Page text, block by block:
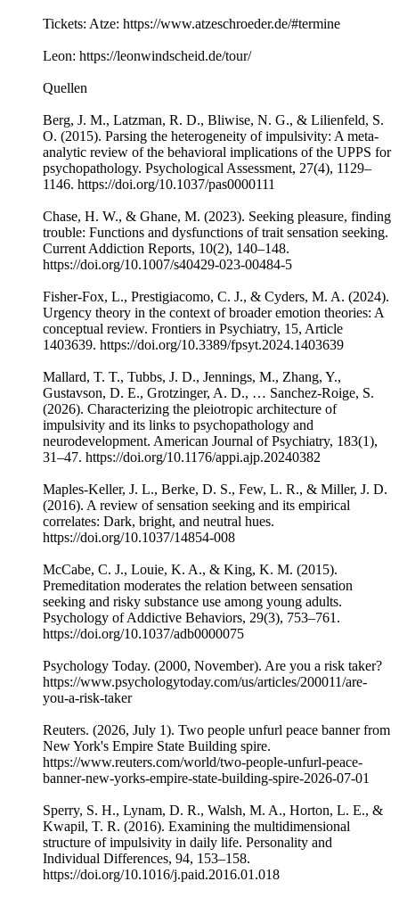
Tickets: Atze: https://www.atzeschroeder.de/#termine
Leon: https://leonwindscheid.de/tour/
Quellen
Berg, J. M., Latzman, R. D., Bliwise, N. G., & Lilienfeld, S.
O. (2015). Parsing the heterogeneity of impulsivity: A meta-
analytic review of the behavioral implications of the UPPS for
psychopathology. Psychological Assessment, 27(4), 1129–
1146. https://doi.org/10.1037/pas0000111
Chase, H. W., & Ghane, M. (2023). Seeking pleasure, finding
trouble: Functions and dysfunctions of trait sensation seeking.
Current Addiction Reports, 10(2), 140–148.
https://doi.org/10.1007/s40429-023-00484-5
Fisher-Fox, L., Prestigiacomo, C. J., & Cyders, M. A. (2024).
Urgency theory in the context of broader emotion theories: A
conceptual review. Frontiers in Psychiatry, 15, Article
1403639. https://doi.org/10.3389/fpsyt.2024.1403639
Mallard, T. T., Tubbs, J. D., Jennings, M., Zhang, Y.,
Gustavson, D. E., Grotzinger, A. D., … Sanchez-Roige, S.
(2026). Characterizing the pleiotropic architecture of
impulsivity and its links to psychopathology and
neurodevelopment. American Journal of Psychiatry, 183(1),
31–47. https://doi.org/10.1176/appi.ajp.20240382
Maples-Keller, J. L., Berke, D. S., Few, L. R., & Miller, J. D.
(2016). A review of sensation seeking and its empirical
correlates: Dark, bright, and neutral hues.
https://doi.org/10.1037/14854-008
McCabe, C. J., Louie, K. A., & King, K. M. (2015).
Premeditation moderates the relation between sensation
seeking and risky substance use among young adults.
Psychology of Addictive Behaviors, 29(3), 753–761.
https://doi.org/10.1037/adb0000075
Psychology Today. (2000, November). Are you a risk taker?
https://www.psychologytoday.com/us/articles/200011/are-
you-a-risk-taker
Reuters. (2026, July 1). Two people unfurl peace banner from
New York's Empire State Building spire.
https://www.reuters.com/world/two-people-unfurl-peace-
banner-new-yorks-empire-state-building-spire-2026-07-01
Sperry, S. H., Lynam, D. R., Walsh, M. A., Horton, L. E., &
Kwapil, T. R. (2016). Examining the multidimensional
structure of impulsivity in daily life. Personality and
Individual Differences, 94, 153–158.
https://doi.org/10.1016/j.paid.2016.01.018